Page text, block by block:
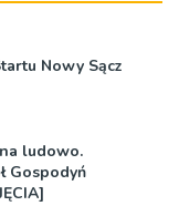
Nowy Sącz
ludowo.
Gospodyń